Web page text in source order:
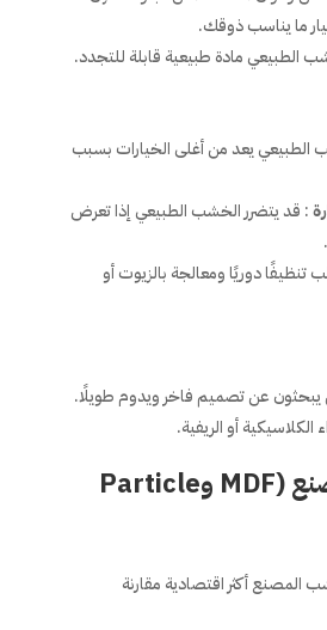
ما يناسب ذوقك.
الطبيعي مادة طبيعية قابلة للتجدد.
الطبيعي يعد من أغلى الخيارات بسبب
: قد يتضرر الخشب الطبيعي إذا تعرض
تنظيفًا دوريًا ومعالجة بالزيوت أو
عن تصميم فاخر ويدوم طويلًا.
الكلاسيكية أو الريفية.
2. الخشب المصنع (MDF وParticle
المصنع أكثر اقتصادية مقارنة